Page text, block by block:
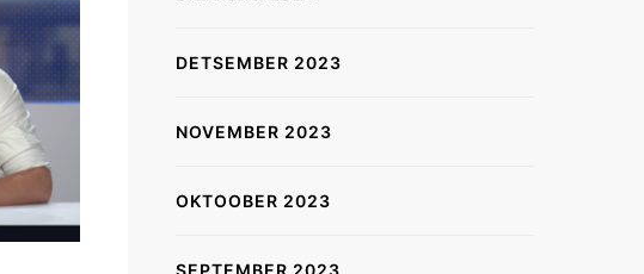
DETSEMBER 2023
NOVEMBER 2023
OKTOOBER 2023